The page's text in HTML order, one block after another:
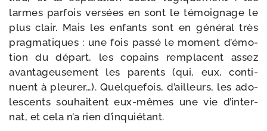
larmes par­fois ver­sées en sont le témoi­gnage le
plus clair. Mais les enfants sont en géné­ral très
prag­ma­tiques : une fois pas­sé le moment d’é­mo­
tion du départ, les copains rem­placent assez
avan­ta­geu­se­ment les parents (qui, eux, conti­
nuent à pleu­rer…). Quelquefois, d’ailleurs, les ado­
les­cents sou­haitent eux-​mêmes une vie d’in­ter­
nat, et cela n’a rien d’inquiétant.